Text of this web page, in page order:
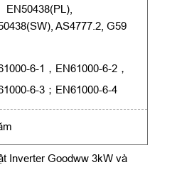
EN50438(PL),
AS4777.2, G59
6-1，EN61000-6-2，
6-3；EN61000-6-4
Inverter Goodww 3kW và